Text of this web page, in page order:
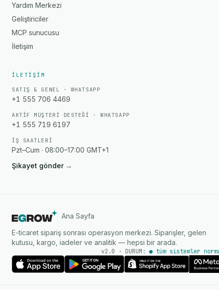
Yardım Merkezi
Geliştiriciler
MCP sunucusu
İletişim
İLETIŞIM
SATIŞ & GENEL · WHATSAPP
+1 555 706 4469
AKTIF MÜŞTERI DESTEĞI · WHATSAPP
+1 555 719 6197
İŞ SAATLERI
Pzt–Cum · 08:00–17:00 GMT+1
Şikayet gönder →
Ana Sayfa
E-ticaret sipariş sonrası operasyon merkezi. Siparişler, gelen
kutusu, kargo, iadeler ve analitik — hepsi bir arada.
v2.0 · DURUM: ● tüm sistemler